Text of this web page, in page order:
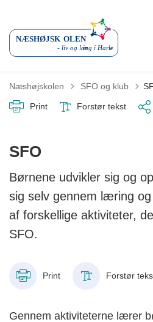
Næshøjskolen Tilbage til
SFO og klub
Print Forstør tekst
SFO
Børnene udvikler sig og
sig selv gennem læring
af forskellige aktiviteter,
SFO.
Print Forstør
Gennem aktiviteterne lærer